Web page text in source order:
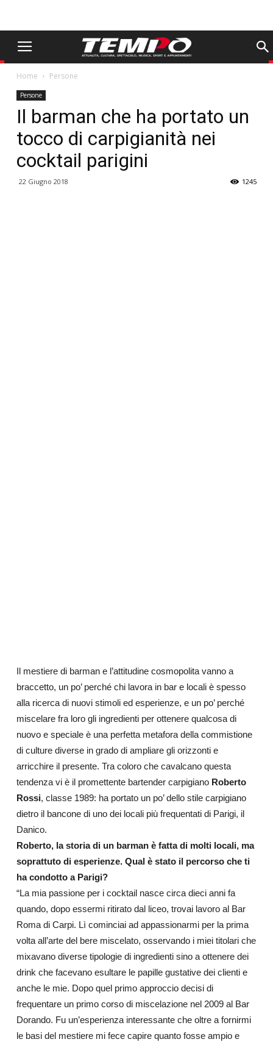
Home Persone
Persone
Il barman che ha portato un
tocco di carpigianità nei
cocktail parigini
22 Giugno 2018 1245
Il mestiere di barman e l’attitudine cosmopolita vanno a
braccetto, un po’ perché chi lavora in bar e locali è spesso
alla ricerca di nuovi stimoli ed esperienze, e un po’ perché
miscelare fra loro gli ingredienti per ottenere qualcosa di
nuovo e speciale è una perfetta metafora della commistione
di culture diverse in grado di ampliare gli orizzonti e
arricchire il presente. Tra coloro che cavalcano questa
tendenza vi è il promettente bartender carpigiano Roberto
Rossi, classe 1989: ha portato un po’ dello stile carpigiano
dietro il bancone di uno dei locali più frequentati di Parigi, il
Danico.
Roberto, la storia di un barman è fatta di molti locali, ma
soprattuto di esperienze. Qual è stato il percorso che ti
ha condotto a Parigi?
“La mia passione per i cocktail nasce circa dieci anni fa
quando, dopo essermi ritirato dal liceo, trovai lavoro al Bar
Roma di Carpi. Lì cominciai ad appassionarmi per la prima
volta all’arte del bere miscelato, osservando i miei titolari che
mixavano diverse tipologie di ingredienti sino a ottenere dei
drink che facevano esultare le papille gustative dei clienti e
anche le mie. Dopo quel primo approccio decisi di
frequentare un primo corso di miscelazione nel 2009 al Bar
Dorando. Fu un’esperienza interessante che oltre a fornirmi
le basi del mestiere mi fece capire quanto fosse ampio e